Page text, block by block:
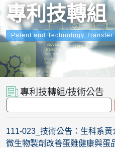
專利技轉組
Patent and Technology Transfer
專利技轉組/技術公告
111-023_技術公告：生科系
微生物製劑改善蛋雞健康與蛋